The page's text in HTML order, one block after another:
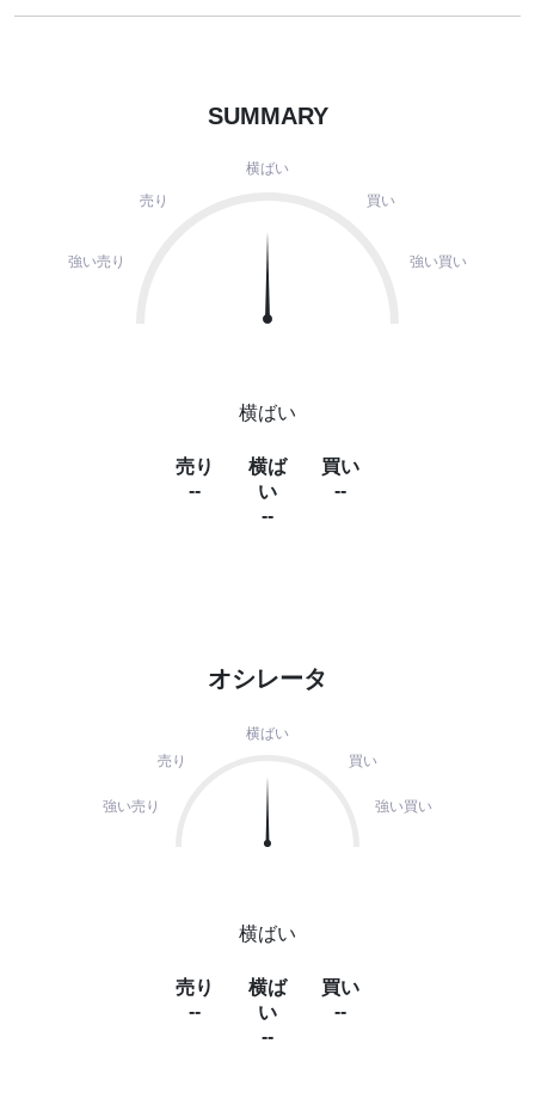
オシレータ
横ばい
売り
買い
強い売り 強い買い
横ばい
売り
--
横ば
い
--
買い
--
SUMMARY
横ばい
売り
買い
強い売り 強い買い
横ばい
売り
--
横ば
い
--
買い
--